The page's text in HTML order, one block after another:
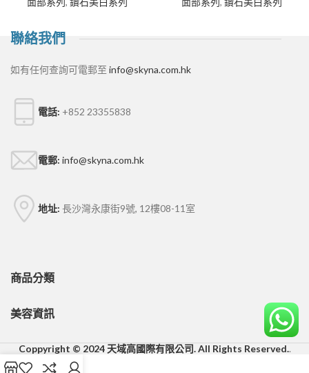
聯絡我們
如有任何查詢可電郵至 info@skyna.com.hk
電話: +852 23355838
電郵: info@skyna.com.hk
地址: 長沙灣永康街9號, 12樓08-11室
商品分類
美容資訊
Coppyright © 2024 天域高國際有限公司. All Rights Reserved..